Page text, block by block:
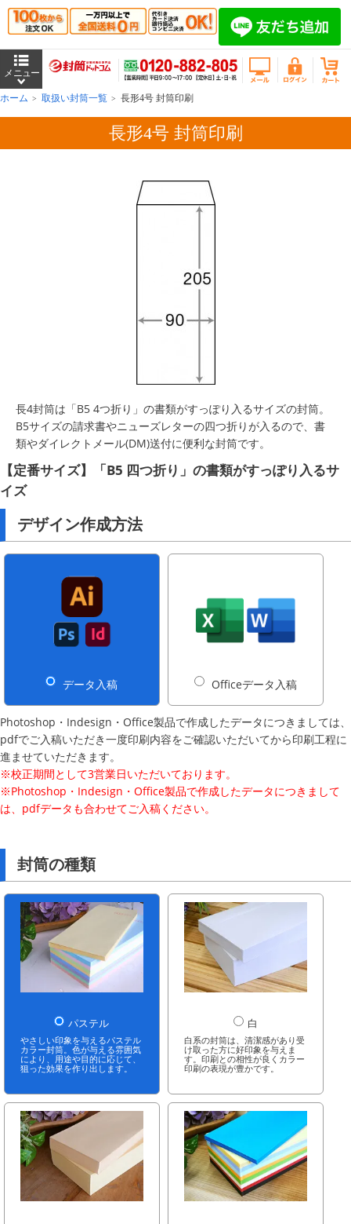
ホーム 取扱い封筒一覧 長形4号 封筒印刷
長形4号 封筒印刷
長4封筒は「B5 4つ折り」の書類がすっぽり入るサイズの封筒。
B5サイズの請求書やニューズレターの四つ折りが入るので、書
類やダイレクトメール(DM)送付に便利な封筒です。
【定番サイズ】「B5 四つ折り」の書類がすっぽり入るサ
イズ
デザイン作成方法
データ入稿 Officeデータ入稿
Photoshop・Indesign・Office製品で作成したデータにつきましては、
pdfでご入稿いただき一度印刷内容をご確認いただいてから印刷工程に
進ませていただきます。
※校正期間として3営業日いただいております。
※Photoshop・Indesign・Office製品で作成したデータにつきまして
は、pdfデータも合わせてご入稿ください。
封筒の種類
パステル
やさしい印象を与えるパステル
カラー封筒。色が与える雰囲気
により、用途や目的に応じて、
狙った効果を作り出します。
白
白系の封筒は、清潔感があり受
け取った方に好印象を与えま
す。印刷との相性が良くカラー
印刷の表現が豊かです。